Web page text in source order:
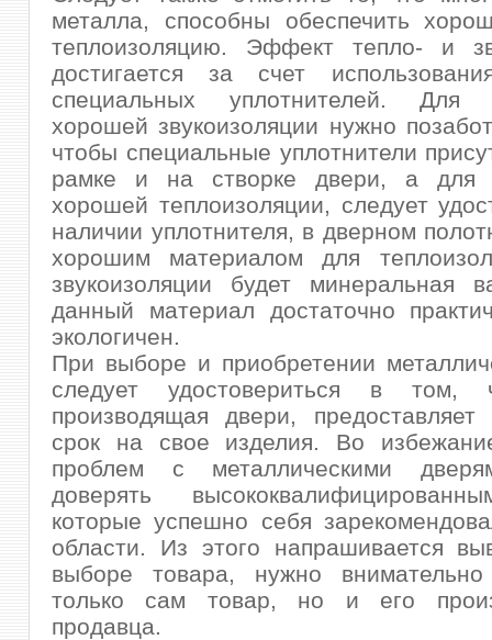
металла, способны обеспечить
теплоизоляцию. Эффект тепло- и
достигается за счет
специальных уплотнителей. Для
хорошей звукоизоляции нужно
чтобы специальные уплотнители
рамке и на створке двери, а для
хорошей теплоизоляции, следует
наличии уплотнителя, в дверном
хорошим материалом для
звукоизоляции будет минеральная
данный материал достаточно
экологичен.
При выборе и приобретении
следует удостовериться в том,
производящая двери, предоставляет
срок на свое изделия. Во
проблем с металлическими
доверять
которые успешно себя
области. Из этого напрашивается
выборе товара, нужно
только сам товар, но и его
продавца.